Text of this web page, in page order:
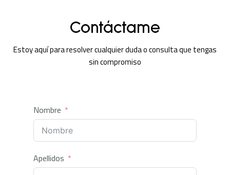
Contáctame
Estoy aquí para resolver cualquier duda o consulta que tengas
sin compromiso
Nombre
Apellidos